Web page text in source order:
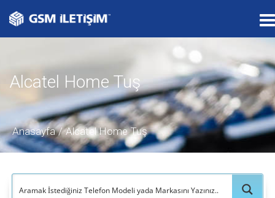
T
o
g
l
e
n
a
Alcatel Home Tuş
Anasayfa Alcatel Home Tuş